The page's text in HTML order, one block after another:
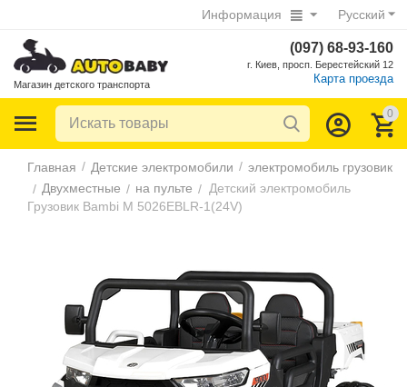
Русский
Информация
Магазин детского транспорта
(097) 68-93-160
г. Киев, просп. Берестейский 12
Карта проезда
0
Главная / Детские электромобили / электромобиль грузовик
/ Двухместные / на пульте / Детский электромобиль
Грузовик Bambi M 5026EBLR-1(24V)